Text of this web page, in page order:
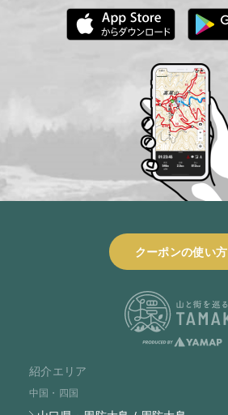
クーポンの使い方
紹介エリア
中国・四国